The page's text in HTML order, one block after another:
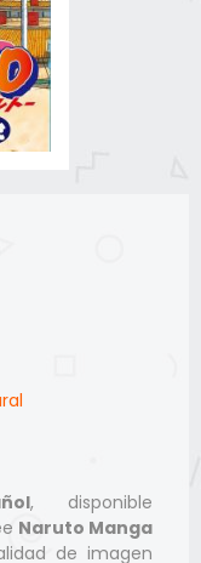
, disponible
Naruto Manga
de imagen